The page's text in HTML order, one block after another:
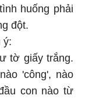
huống phải
đột.
ý:
tờ giấy trắng.
'công', nào
con nào từ